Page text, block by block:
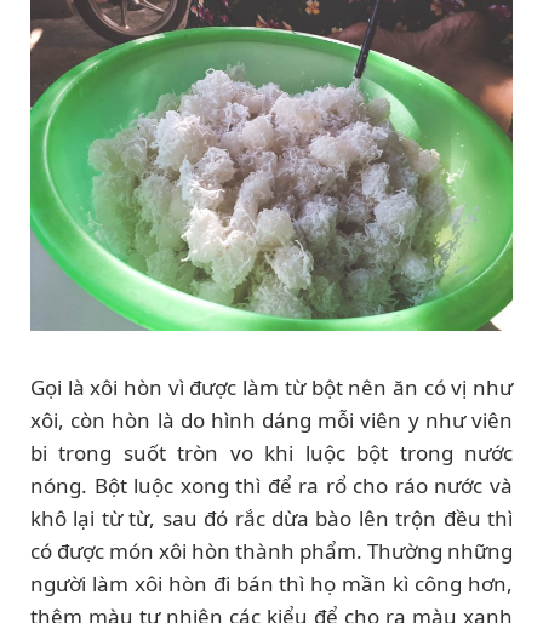
Gọi là xôi hòn vì được làm từ bột nên ăn có vị như
xôi, còn hòn là do hình dáng mỗi viên y như viên
bi trong suốt tròn vo khi luộc bột trong nước
nóng. Bột luộc xong thì để ra rổ cho ráo nước và
khô lại từ từ, sau đó rắc dừa bào lên trộn đều thì
có được món xôi hòn thành phẩm. Thường những
người làm xôi hòn đi bán thì họ mần kì công hơn,
thêm màu tự nhiên các kiểu để cho ra màu xanh